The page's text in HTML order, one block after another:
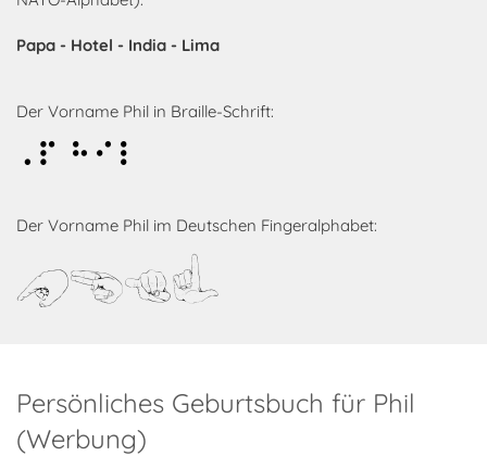
Papa - Hotel - India - Lima
Der Vorname Phil in Braille-Schrift:
Phil
Der Vorname Phil im Deutschen Fingeralphabet:
Phil
Persönliches Geburtsbuch für Phil
(Werbung)